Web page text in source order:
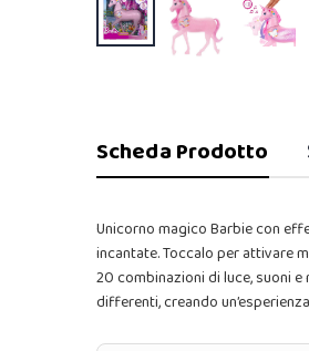
Scheda Prodotto
Unicorno magico Barbie con
incantate. Toccalo per attivare
20 combinazioni di luce, suoni
differenti, creando